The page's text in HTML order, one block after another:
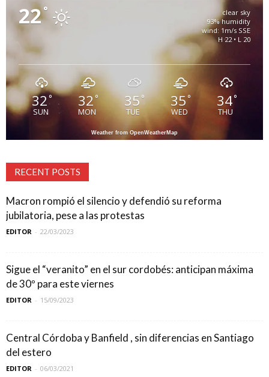
22°
clear sky
93% humidity
wind: 1m/s SSE
H 22 • L 20
32°
SUN
32°
MON
35°
TUE
35°
WED
34°
THU
Weather from OpenWeatherMap
RECENT POSTS
Macron rompió el silencio y defendió su reforma
jubilatoria, pese a las protestas
EDITOR - 22/03/2023
Sigue el “veranito” en el sur cordobés: anticipan máxima
de 30º para este viernes
EDITOR - 15/09/2023
Central Córdoba y Banfield , sin diferencias en Santiago
del estero
EDITOR - 06/03/2021